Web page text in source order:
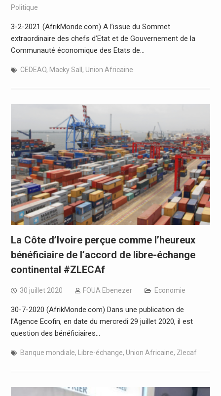
Politique
3-2-2021 (AfrikMonde.com) A l’issue du Sommet
extraordinaire des chefs d’Etat et de Gouvernement de la
Communauté économique des Etats de…
CEDEAO, Macky Sall , Union Africaine
La Côte d’Ivoire perçue comme l’heureux
bénéficiaire de l’accord de libre-échange
continental #ZLECAf
30 juillet 2020 FOUA Ebenezer Economie
30-7-2020 (AfrikMonde.com) Dans une publication de
l’Agence Ecofin, en date du mercredi 29 juillet 2020, il est
question des bénéficiaires…
Banque mondiale, Libre-échange, Union Africaine, Zlecaf